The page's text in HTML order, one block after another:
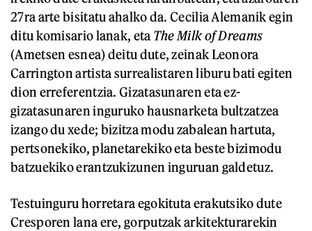
27ra arte bisitatu ahalko da. Cecilia Alemanik egin
ditu komisario lanak, eta The Milk of Dreams
(Ametsen esnea) deitu dute, zeinak Leonora
Carrington artista surrealistaren liburu bati egiten
dion erreferentzia. Gizatasunaren eta ez-
gizatasunaren inguruko hausnarketa bultzatzea
izango du xede; bizitza modu zabalean hartuta,
pertsonekiko, planetarekiko eta beste bizimodu
batzuekiko erantzukizunen inguruan galdetuz.
Testuinguru horretara egokituta erakutsiko dute
Cresporen lana ere, gorputzak arkitekturarekin